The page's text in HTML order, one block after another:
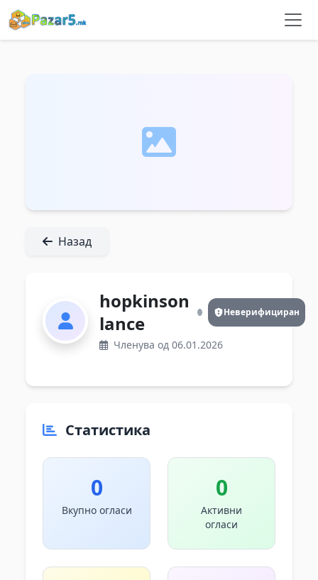
Назад
hopkinson
lance
Неверифициран
Членува од 06.01.2026
Статистика
0
Вкупно огласи
0
Активни
огласи